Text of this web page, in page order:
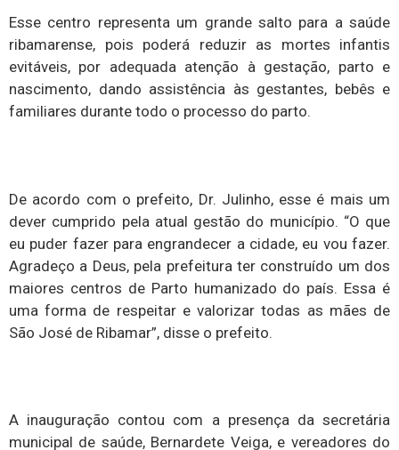
Esse centro representa um grande salto para a saúde
ribamarense, pois poderá reduzir as mortes infantis
evitáveis, por adequada atenção à gestação, parto e
nascimento, dando assistência às gestantes, bebês e
familiares durante todo o processo do parto.
De acordo com o prefeito, Dr. Julinho, esse é mais um
dever cumprido pela atual gestão do município. “O que
eu puder fazer para engrandecer a cidade, eu vou fazer.
Agradeço a Deus, pela prefeitura ter construído um dos
maiores centros de Parto humanizado do país. Essa é
uma forma de respeitar e valorizar todas as mães de
São José de Ribamar”, disse o prefeito.
A inauguração contou com a presença da secretária
municipal de saúde, Bernardete Veiga, e vereadores do